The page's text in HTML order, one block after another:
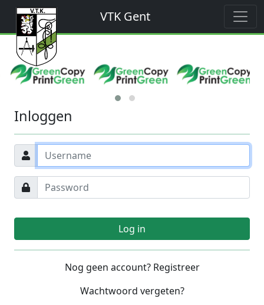
VTK Gent
Inloggen
Log in
Nog geen account? Registreer
Wachtwoord vergeten?